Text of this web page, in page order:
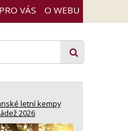
VÁS O WEBU
letní kempy
2026